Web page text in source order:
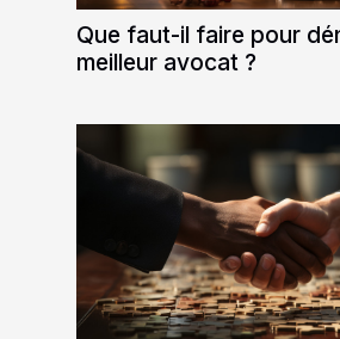
Que faut-il faire pour
meilleur avocat ?